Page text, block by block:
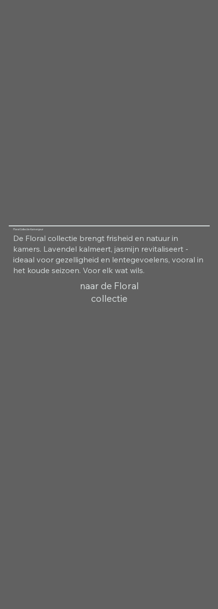
Floral Collectie Kamergeur
De Floral collectie brengt frisheid en natuur in
kamers. Lavendel kalmeert, jasmijn revitaliseert -
ideaal voor gezelligheid en lentegevoelens, vooral in
het koude seizoen. Voor elk wat wils.
naar de Floral
collectie